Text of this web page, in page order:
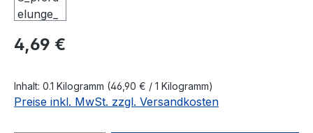
Regulärer Preis:
4,69 €
Inhalt: 0.1 Kilogramm (46,90 € / 1 Kilogramm)
Preise inkl. MwSt. zzgl. Versandkosten